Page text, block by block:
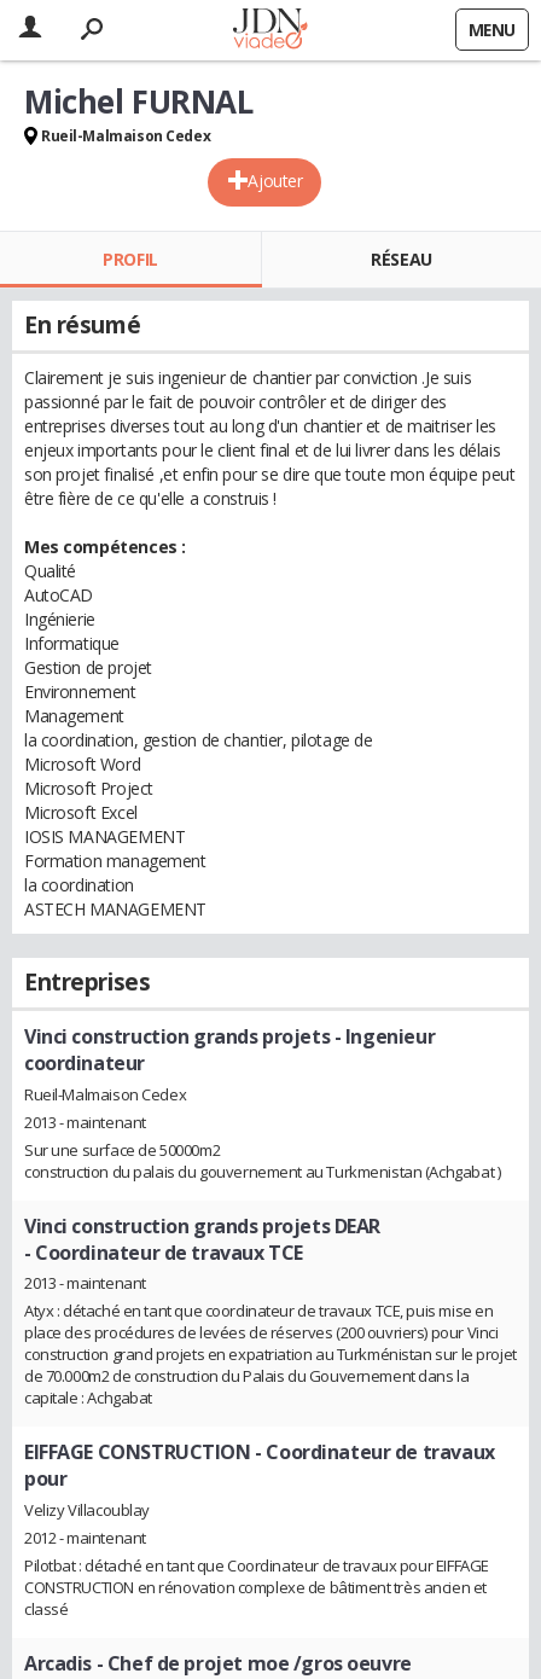
MENU
Ajouter
Michel FURNAL
Rueil-Malmaison Cedex
PROFIL RÉSEAU
En résumé
Clairement je suis ingenieur de chantier par conviction .Je suis
passionné par le fait de pouvoir contrôler et de diriger des
entreprises diverses tout au long d'un chantier et de maitriser les
enjeux importants pour le client final et de lui livrer dans les délais
son projet finalisé ,et enfin pour se dire que toute mon équipe peut
être fière de ce qu'elle a construis !
Mes compétences :
Qualité
AutoCAD
Ingénierie
Informatique
Gestion de projet
Environnement
Management
la coordination, gestion de chantier, pilotage de
Microsoft Word
Microsoft Project
Microsoft Excel
IOSIS MANAGEMENT
Formation management
la coordination
ASTECH MANAGEMENT
Entreprises
Vinci construction grands projets- Ingenieur
coordinateur
Rueil-Malmaison Cedex
2013 - maintenant
Sur une surface de 50000m2
construction du palais du gouvernement au Turkmenistan (Achgabat )
Vinci construction grands projets DEAR
- Coordinateur de travaux TCE
2013 - maintenant
Atyx : détaché en tant que coordinateur de travaux TCE, puis mise en
place des procédures de levées de réserves (200 ouvriers) pour Vinci
construction grand projets en expatriation au Turkménistan sur le projet
de 70.000m2 de construction du Palais du Gouvernement dans la
capitale : Achgabat
EIFFAGE CONSTRUCTION - Coordinateur de travaux
pour
Velizy Villacoublay
2012 - maintenant
Pilotbat : détaché en tant que Coordinateur de travaux pour EIFFAGE
CONSTRUCTION en rénovation complexe de bâtiment très ancien et
classé
Arcadis - Chef de projet moe /gros oeuvre